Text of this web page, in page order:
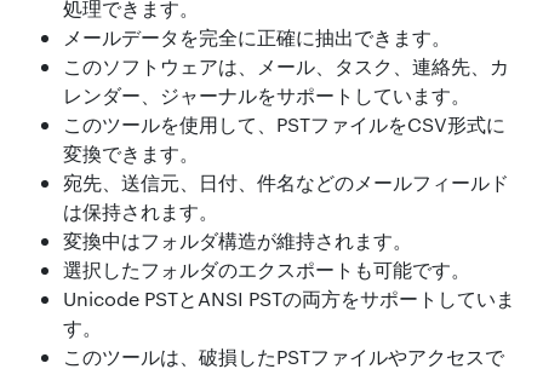
処理できます。
メールデータを完全に正確に抽出できます。
このソフトウェアは、メール、タスク、連絡先、カ
レンダー、ジャーナルをサポートしています。
このツールを使用して、PSTファイルをCSV形式に
変換できます。
宛先、送信元、日付、件名などのメールフィールド
は保持されます。
変換中はフォルダ構造が維持されます。
選択したフォルダのエクスポートも可能です。
Unicode PSTとANSI PSTの両方をサポートしていま
す。
このツールは、破損したPSTファイルやアクセスで